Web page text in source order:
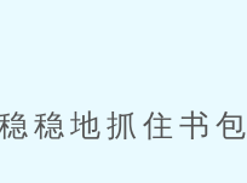
地抓住书包